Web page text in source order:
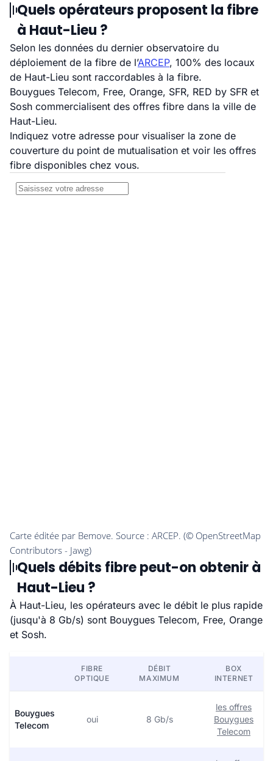
Quels opérateurs proposent la fibre
à Haut-Lieu ?
Selon les données du dernier observatoire du
déploiement de la fibre de l’ARCEP, 100% des locaux
de Haut-Lieu sont raccordables à la fibre.
Bouygues Telecom, Free, Orange, SFR, RED by SFR et
Sosh commercialisent des offres fibre dans la ville de
Haut-Lieu.
Indiquez votre adresse pour visualiser la zone de
couverture du point de mutualisation et voir les offres
fibre disponibles chez vous.
Quels débits fibre peut-on obtenir à
Haut-Lieu ?
À Haut-Lieu, les opérateurs avec le débit le plus rapide
(jusqu'à 8 Gb/s) sont Bouygues Telecom, Free, Orange
et Sosh.
FIBRE
OPTIQUE
DÉBIT
MAXIMUM
BOX
INTERNET
Bouygues
Telecom
oui 8 Gb/s
les offres
Bouygues
Telecom